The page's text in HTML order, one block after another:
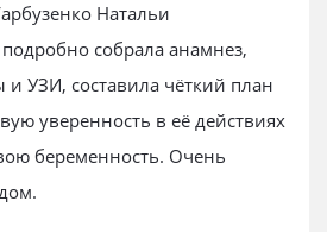
Натальи
собрала анамнез,
и УЗИ, составила чёткий план
уверенность в её действиях
беременность. Очень